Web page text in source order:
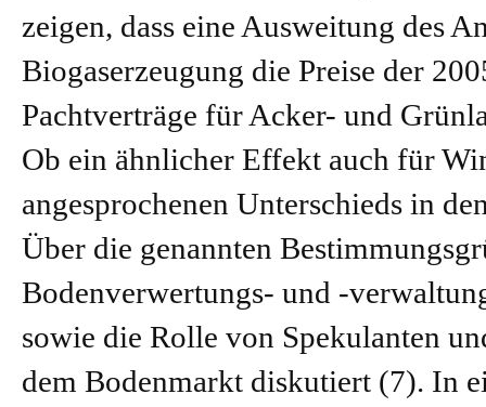
zeigen, dass eine Ausweitung des
Biogaserzeugung die Preise der
Pachtverträge für Acker- und
Ob ein ähnlicher Effekt auch für
angesprochenen Unterschieds in
Über die genannten
Bodenverwertungs- und -
sowie die Rolle von Spekulanten
dem Bodenmarkt diskutiert (7). In